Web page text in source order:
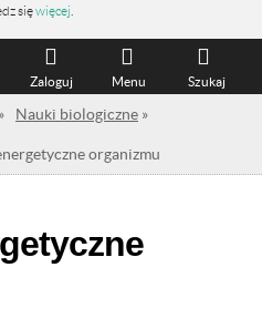
sięwięcej
Szukaj
Menu
Zaloguj
» Nauki biologiczne »
organizmu